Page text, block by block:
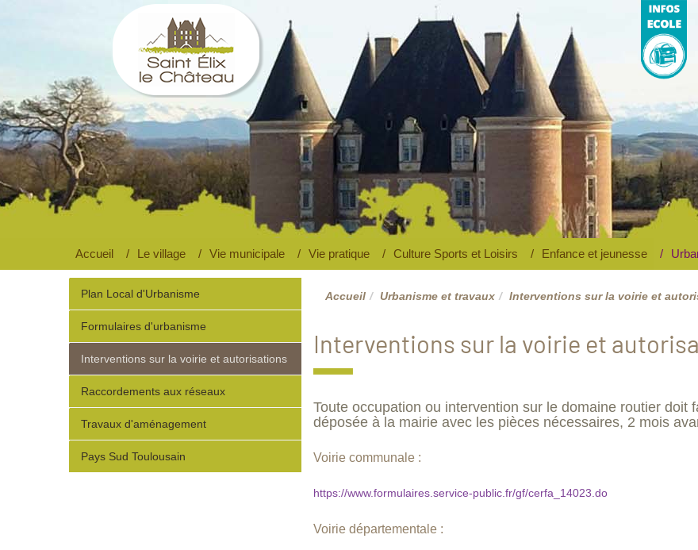
Site officiel
maternelle et
élémentaire
Accueil Le village Vie municipale Vie pratique Culture Sports et Loisirs Enfance et jeunesse
Accueil Urbanisme et travaux Interventions sur la voirie et
Interventions sur la voirie et
Toute occupation ou intervention sur le domaine routier doit
déposée à la mairie avec les pièces nécessaires, 2 mois
Voirie communale :
https://www.formulaires.service-public.fr/gf/cerfa_14023.do
Voirie départementale :
Plan Local d'Urbanisme
Formulaires d'urbanisme
Interventions sur la voirie et autorisations
Raccordements aux réseaux
Travaux d'aménagement
Pays Sud Toulousain